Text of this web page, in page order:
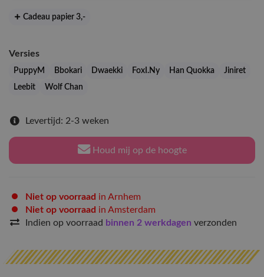
Cadeau papier 3,-
Versies
PuppyM Bbokari Dwaekki FoxI.Ny Han Quokka
Jiniret
Leebit
Wolf Chan
Levertijd: 2-3 weken
Houd mij op de hoogte
Niet op voorraad in Arnhem
Niet op voorraad in Amsterdam
Indien op voorraad binnen 2 werkdagen verzonden